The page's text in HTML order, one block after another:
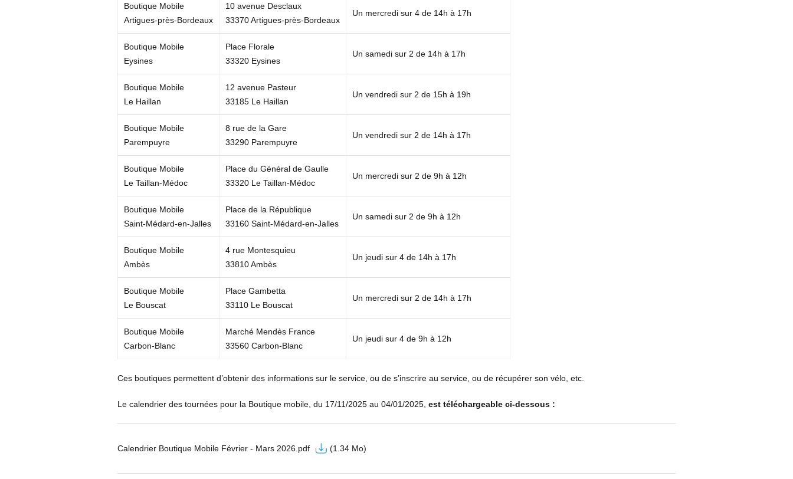
Boutique Mobile
Artigues-près-Bordeaux
10 avenue Desclaux
33370 Artigues-près-Bordeaux
Un mercredi sur 4 de 14h à 17h
Boutique Mobile
Eysines
Place Florale
33320 Eysines
Un samedi sur 2 de 14h à 17h
Boutique Mobile
Le Haillan
12 avenue Pasteur
33185 Le Haillan
Un vendredi sur 2 de 15h à 19h
Boutique Mobile
Parempuyre
8 rue de la Gare
33290 Parempuyre
Un vendredi sur 2 de 14h à 17h
Boutique Mobile
Le Taillan-Médoc
Place du Général de Gaulle
33320 Le Taillan-Médoc
Un mercredi sur 2 de 9h à 12h
Boutique Mobile
Saint-Médard-en-Jalles
Place de la République
33160 Saint-Médard-en-Jalles
Un samedi sur 2 de 9h à 12h
Boutique Mobile
Ambès
4 rue Montesquieu
33810 Ambès
Un jeudi sur 4 de 14h à 17h
Boutique Mobile
Le Bouscat
Place Gambetta
33110 Le Bouscat
Un mercredi sur 2 de 14h à 17h
Boutique Mobile
Carbon-Blanc
Marché Mendès France
33560 Carbon-Blanc
Un jeudi sur 4 de 9h à 12h
Ces boutiques permettent d’obtenir des informations sur le service, ou de s’inscrire au service, ou de récupérer son vélo, etc.
Le calendrier des tournées pour la Boutique mobile, du 17/11/2025 au 04/01/2025, est téléchargeable ci-dessous :
Calendrier Boutique Mobile Février - Mars 2026.pdf (1.34 Mo)